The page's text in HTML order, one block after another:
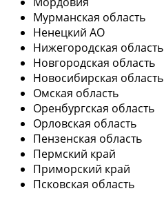
Мурманская область
Ненецкий АО
Нижегородская область
Новгородская область
Новосибирская область
Омская область
Оренбургская область
Орловская область
Пензенская область
Пермский край
Приморский край
Псковская область